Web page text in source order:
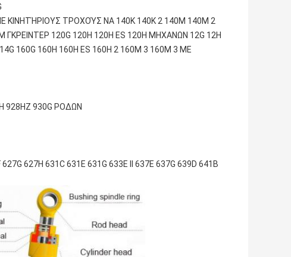
ΚΙΝΗΤΉΡΙΟΥΣ ΤΡΟΧΟΎΣ NA 140K 140K 2 140M 140M 2
120G 120H 120H ES 120H ΜΗΧΑΝΩΝ 12G 12H
160G 160H 160H ES 160H 2 160M 3 160M 3 ΜΕ
928HZ 930G ΡΟΔΩΝ
627H 631C 631E 631G 633E ΙΙ 637E 637G 639D 641B